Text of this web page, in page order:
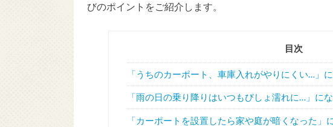
びのポイントをご紹介します。
目次
「うちのカーポート、車庫入れがやりにくい…」
「雨の日の乗り降りはいつもびしょ濡れに…」に
「カーポートを設置したら家や庭が暗くなった」